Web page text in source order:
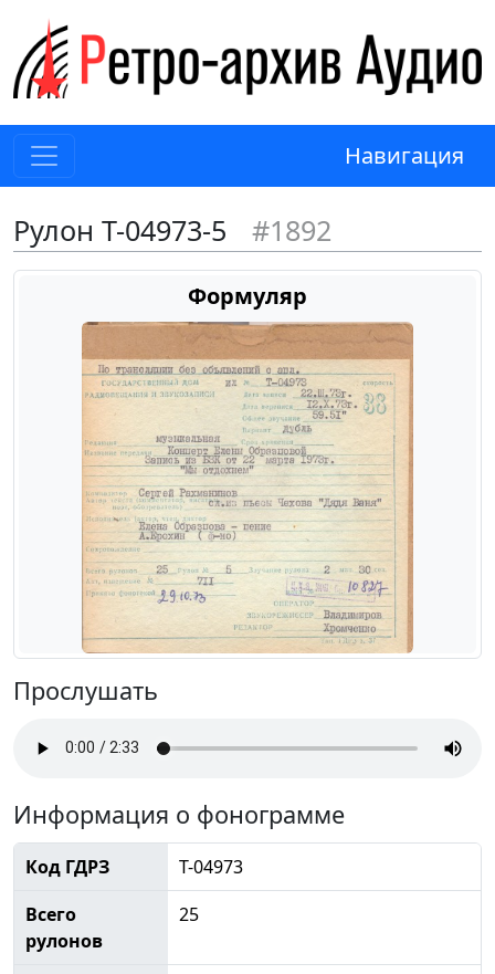
Навигация
Рулон Т-04973-5 #1892
Формуляр
Прослушать
Информация о фонограмме
Код ГДРЗ
Т-04973
Всего
рулонов
25